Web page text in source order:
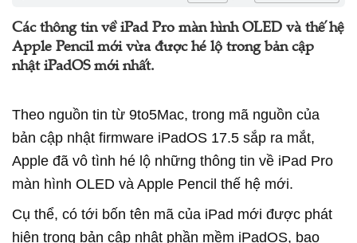
Các thông tin về iPad Pro màn hình OLED và thế hệ
Apple Pencil mới vừa được hé lộ trong bản cập
nhật iPadOS mới nhất.
Theo nguồn tin từ 9to5Mac, trong mã nguồn của
bản cập nhật firmware iPadOS 17.5 sắp ra mắt,
Apple đã vô tình hé lộ những thông tin về iPad Pro
màn hình OLED và Apple Pencil thế hệ mới.
Cụ thể, có tới bốn tên mã của iPad mới được phát
hiện trong bản cập nhật phần mềm iPadOS, bao